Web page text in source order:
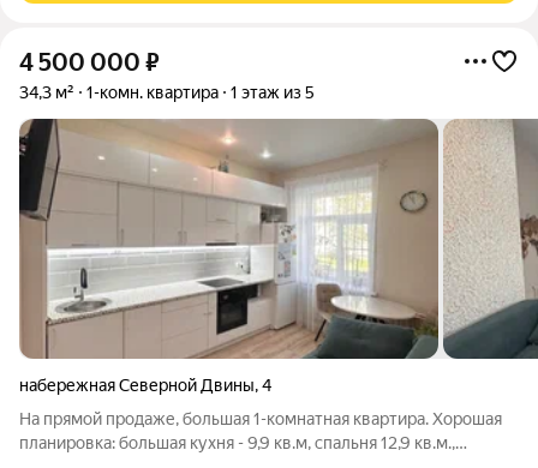
4 500 000 ₽
34,3 м² 1-комн. квартира 1 этаж из 5
набережная Северной Двины,4
На прямой продаже, большая 1-комнатная квартира. Хорошая
планировка: большая кухня - 9,9 кв.м, спальня 12,9 кв.м.,